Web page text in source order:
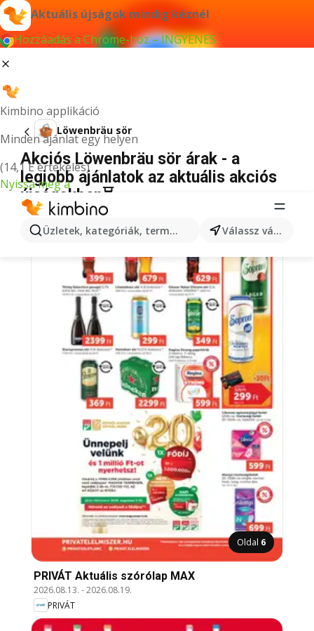
Aktuális újságok mindig kéznél
Hozzáadás a Chrome-hoz – INGYENES
Kimbino applikáció
Minden ajánlat egy helyen
(14,1 E értékelés)
Nyissa meg a
Üzletek, kategóriák, termékek keresése... Válassz várost
Löwenbräu sör
Akciós Löwenbräu sör árak - a
legjobb ajánlatok az aktuális akciós
újságokban⏳
Oldal 6
PRIVÁT Aktuális szórólap MAX
2026.08.13. -2026.08.19.
PRIVÁT